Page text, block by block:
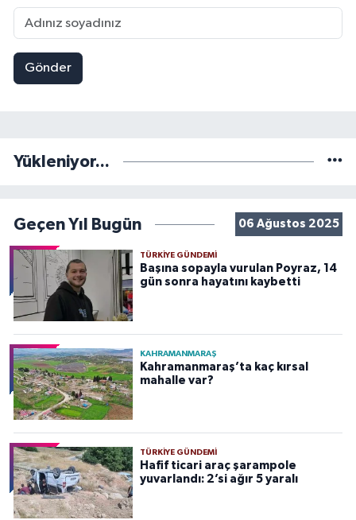
Gönder
Yükleniyor...
Geçen Yıl Bugün 06 Ağustos 2025
TÜRKIYE GÜNDEMI
Başına sopayla vurulan Poyraz, 14
gün sonra hayatını kaybetti
KAHRAMANMARAŞ
Kahramanmaraş’ta kaç kırsal
mahalle var?
TÜRKIYE GÜNDEMI
Hafif ticari araç şarampole
yuvarlandı: 2’si ağır 5 yaralı